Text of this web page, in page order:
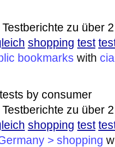
zu über
shopping test
bookmarks with
by consumer
zu über
shopping test
> shopping